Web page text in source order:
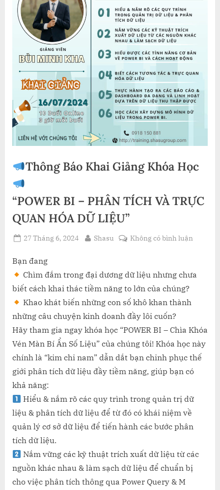
Thông Báo Khai Giảng Khóa Học
“POWER BI – PHÂN TÍCH VÀ TRỰC
QUAN HÓA DỮ LIỆU”
Posted
27 Tháng 6, 2024 By
Shasu Không có bình luậnở
Báo
“POWER
–
PHÂN
VÀ
HÓA
LIỆU”
Bạn đang
Chìm đắm trong đại dương dữ liệu nhưng chưa
biết cách khai thác tiềm năng to lớn của chúng?
Khao khát biến những con số khô khan thành
những câu chuyện kinh doanh đầy lôi cuốn?
Hãy tham gia ngay khóa học “POWER BI – Chìa Khóa
Vén Màn Bí Ẩn Số Liệu” của chúng tôi! Khóa học này
chính là “kim chi nam” dẫn dắt bạn chinh phục thế
giới phân tích dữ liệu đầy tiềm năng, giúp bạn có
khả năng:
Hiểu & nắm rõ các quy trình trong quản trị dữ
liệu & phân tích dữ liệu để từ đó có khái niệm về
quản lý cơ sở dữ liệu để tiến hành các bước phân
tích dữ liệu.
Nắm vững các kỹ thuật trích xuất dữ liệu từ các
nguồn khác nhau & làm sạch dữ liệu để chuẩn bị
cho việc phân tích thông qua Power Query & M